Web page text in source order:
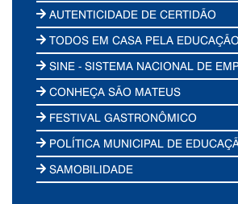
AUTENTICIDADE DE CERTIDÃO
TODOS EM CASA PELA
SINE - SISTEMA NACIONAL DE
CONHEÇA SÃO MATEUS
FESTIVAL GASTRONÔMICO
POLÍTICA MUNICIPAL DE
SAMOBILIDADE